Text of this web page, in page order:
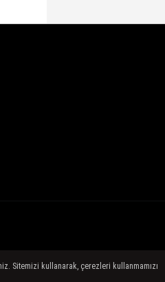
Sitemizi kullanarak, çerezleri kullanmamızı